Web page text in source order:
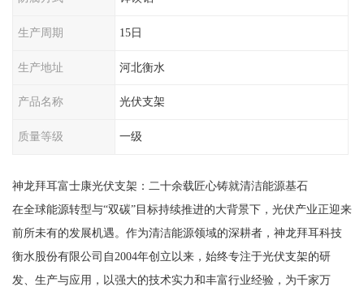
生产周期 15日
生产地址 河北衡水
产品名称 光伏支架
质量等级 一级
神龙拜耳富士康光伏支架：二十余载匠心铸就清洁能源基石
在全球能源转型与“双碳”目标持续推进的大背景下，光伏产业正迎来
前所未有的发展机遇。作为清洁能源领域的深耕者，神龙拜耳科技
衡水股份有限公司自2004年创立以来，始终专注于光伏支架的研
发、生产与应用，以强大的技术实力和丰富行业经验，为千家万